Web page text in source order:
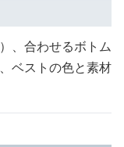
、合わせるボトム
ベストの色と素材